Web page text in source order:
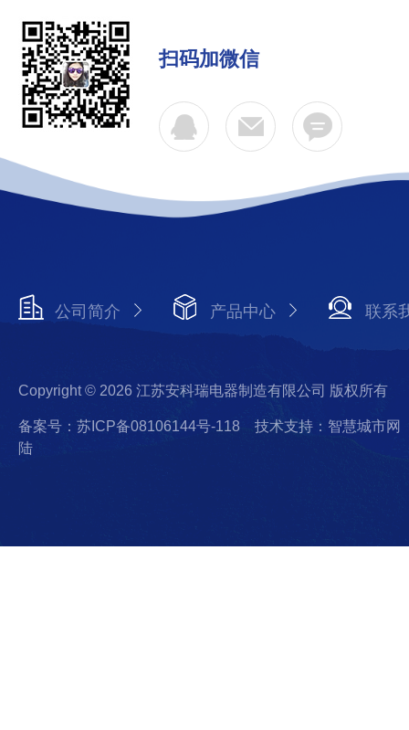
扫码加微信
公司简介 产品中心 联系
Copyright © 2026 江苏安科瑞电器制造有限公司 版权所有
备案号：苏ICP备08106144号-118
技术支持：智慧城市网
陆